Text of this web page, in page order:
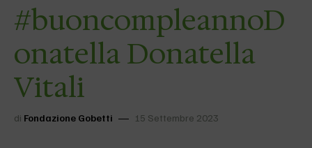
#buoncompleannoD
onatella Donatella
Vitali
di Fondazione Gobetti 15 Settembre 2023